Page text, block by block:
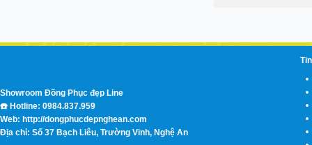
Showroom Đồng Phục đẹp Line
☎️ Hotline: 0984.837.959
Web: http://dongphucdepnghean.com
Địa chỉ: Số 37 Bạch Liêu, Trường Vinh, Nghệ An